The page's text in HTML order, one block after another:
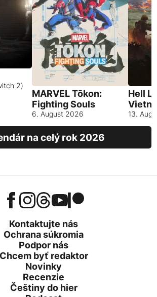
2)
MARVEL Tōkon:
Fighting Souls
6. August 2026
Hell
13.
na celý rok 2026
Kontaktujte nás
Ochrana súkromia
Podpor nás
Chcem byť redaktor
Novinky
Recenzie
Češtiny do hier